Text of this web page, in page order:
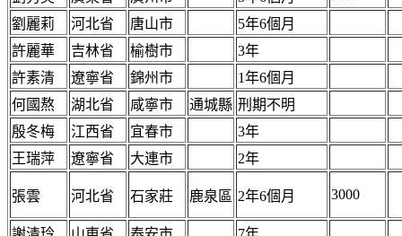
劉麗莉
河北省 唐山市
5年6個月
許麗華
吉林省 榆樹市
3年
許素清
遼寧省 錦州市
1年6個月
何國熬
湖北省 咸寧市 通城縣 刑期不明
殷冬梅
江西省 宜春市
3年
王瑞萍
遼寧省 大連市 2年
張雲 河北省 石家莊 鹿泉區 2年6個月 3000